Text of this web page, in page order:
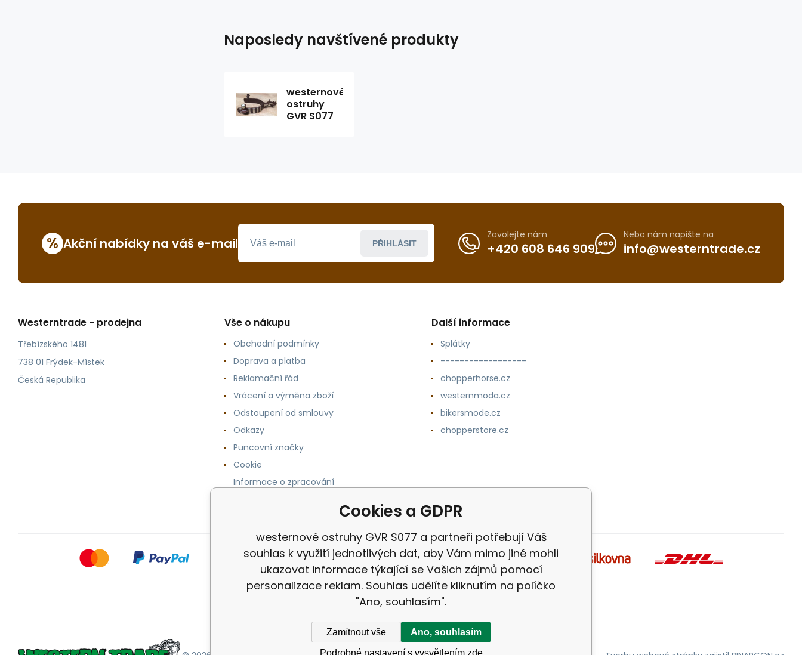
Naposledy navštívené produkty
westernové
ostruhy
GVR S077
% Akční nabídky na váš e-mail PŘIHLÁSIT
Zavolejte nám
+420 608 646 909
Nebo nám napište na
info@westerntrade.cz
Westerntrade - prodejna
Třebízského 1481
738 01 Frýdek-Místek
Česká Republika
Vše o nákupu
Obchodní podmínky
Doprava a platba
Reklamační řád
Vrácení a výměna zboží
Odstoupení od smlouvy
Odkazy
Puncovní značky
Cookie
Informace o zpracování
Další informace
Splátky
------------------
chopperhorse.cz
westernmoda.cz
bikersmode.cz
chopperstore.cz
Cookies a GDPR
westernové ostruhy GVR S077 a partneři potřebují Váš
souhlas k využití jednotlivých dat, aby Vám mimo jiné mohli
ukazovat informace týkající se Vašich zájmů pomocí
personalizace reklam. Souhlas udělíte kliknutím na políčko
"Ano, souhlasím".
Zamítnout vše Ano, souhlasím
Podrobné nastavení s vysvětlením zde